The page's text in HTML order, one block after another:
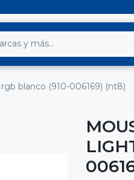
blanco (910-006169) (nt8)